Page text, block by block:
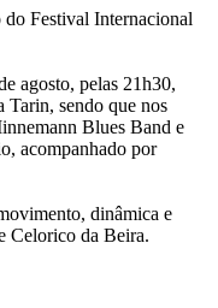
do Festival Internacional
agosto, pelas 21h30,
sendo que nos
Blues Band e
acompanhado por
dinâmica e
Celorico da Beira.